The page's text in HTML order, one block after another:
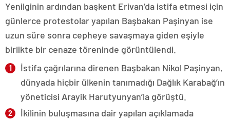
Yenilginin ardından başkent Erivan’da istifa etmesi için
günlerce protestolar yapılan Başbakan Paşinyan ise
uzun süre sonra cepheye savaşmaya giden eşiyle
birlikte bir cenaze töreninde görüntülendi.
İstifa çağrılarına direnen Başbakan Nikol Paşinyan,
dünyada hiçbir ülkenin tanımadığı Dağlık Karabağ’ın
yöneticisi Arayik Harutyunyan’la görüştü.
İkilinin buluşmasına dair yapılan açıklamada